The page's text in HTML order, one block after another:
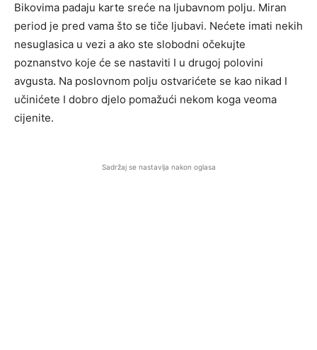
Bikovima padaju karte sreće na ljubavnom polju. Miran
period je pred vama što se tiče ljubavi. Nećete imati nekih
nesuglasica u vezi a ako ste slobodni očekujte
poznanstvo koje će se nastaviti I u drugoj polovini
avgusta. Na poslovnom polju ostvarićete se kao nikad I
učinićete I dobro djelo pomažući nekom koga veoma
cijenite.
Sadržaj se nastavlja nakon oglasa